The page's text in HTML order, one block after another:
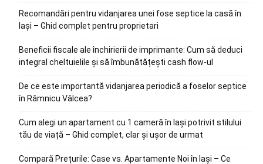
Recomandări pentru vidanjarea unei fose septice la casă în
Iași – Ghid complet pentru proprietari
Beneficii fiscale ale închirierii de imprimante: Cum să deduci
integral cheltuielile și să îmbunătățești cash flow-ul
De ce este importantă vidanjarea periodică a foselor septice
în Râmnicu Vâlcea?
Cum alegi un apartament cu 1 cameră în Iași potrivit stilului
tău de viață – Ghid complet, clar și ușor de urmat
Compară Prețurile: Case vs. Apartamente Noi în Iași – Ce